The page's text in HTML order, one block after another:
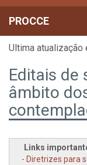
PROCCE
Ultima atualização
Editais de
âmbito
Links
- Diretrizes para